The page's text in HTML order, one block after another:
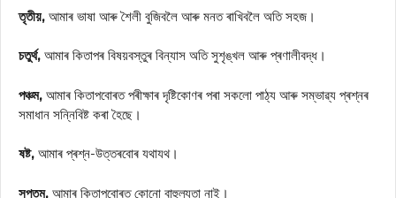
তৃতীয়, আমাৰ ভাষা আৰু শৈলী বুজিবলৈ আৰু মনত ৰাখিবলৈ অতি সহজ।
চতুৰ্থ, আমাৰ কিতাপৰ বিষয়বস্তুৰ বিন্যাস অতি সুশৃঙ্খল আৰু প্ৰণালীবদ্ধ।
পঞ্চম, আমাৰ কিতাপবোৰত পৰীক্ষাৰ দৃষ্টিকোণৰ পৰা সকলো পাঠ্য আৰু সম্ভাৱ্য প্ৰশ্নৰ
সমাধান সন্নিবিষ্ট কৰা হৈছে।
ষষ্ট, আমাৰ প্ৰশ্ন-উত্তৰবোৰ যথাযথ।
সপ্তম, আমাৰ কিতাপবোৰত কোনো বাহুল্যতা নাই।